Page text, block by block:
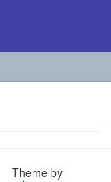
Theme by